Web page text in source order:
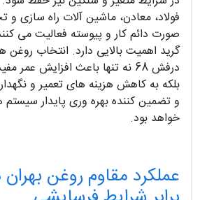
فولاد، معادن، ماشین‌ آلات راه‌ سازی و
صورت دائم‌ کار و پیوسته فعالیت می‌
گرید اهمیت بالایی دارد. انتخاب روغن
درفش 68 نه تنها باعث افزایش
بلکه به کاهش هزینه‌ های تعمیر و
و تضمین‌ کننده بهره‌ وری پایدار
خواهد بود.